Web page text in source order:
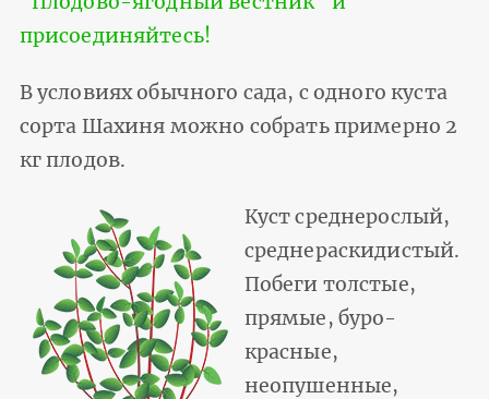
присоединяйтесь!
В условиях обычного сада, с одного куста
сорта Шахиня можно собрать примерно 2
кг плодов.
Куст среднерослый,
среднераскидистый.
Побеги толстые,
прямые, буро-
красные,
неопушенные,